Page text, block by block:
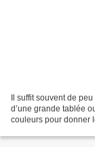
Il suffit souvent de
d’une grande tablée
couleurs pour donner